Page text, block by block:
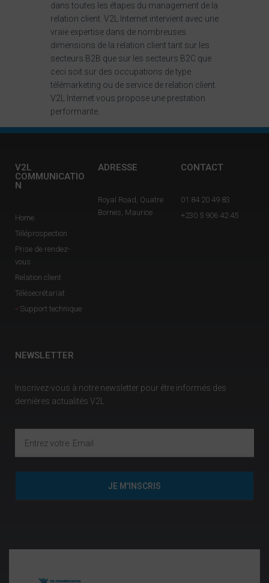
dans toutes les étapes du management de la
relation client. V2L Internet intervient avec une
vraie expertise dans de nombreuses
dimensions de la relation client tant sur les
secteurs B2B que sur les secteurs B2C que
ceci soit sur des occupations de type
télémarketing ou de service de relation client.
V2L Internet vous propose une prestation
performante.
V2L
COMMUNICATIO
N
Home
Téléprospection
Prise de rendez-
vous
Relation client
Télésecrétariat
Support technique
ADRESSE
Royal Road, Quatre
Bornes, Maurice
CONTACT
01 84 20 49 83
+230 5 906 42 45
NEWSLETTER
Inscrivez-vous à notre newsletter pour être informés des
dernières actualités V2L
JE M'INSCRIS